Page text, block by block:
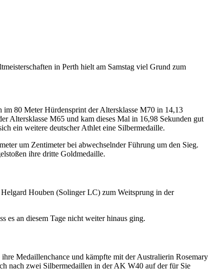
in Perth hielt am Samstag viel Grund zum
80 Meter Hürdensprint der Altersklasse M70 in 14,13
Altersklasse M65 und kam dieses Mal in 16,98 Sekunden gut
ein weitere deutscher Athlet eine Silbermedaille.
um Zentimeter bei abwechselnder Führung um den Sieg.
ihre dritte Goldmedaille.
Houben (Solinger LC) zum Weitsprung in der
es an diesem Tage nicht weiter hinaus ging.
Medaillenchance und kämpfte mit der Australierin Rosemary
nach zwei Silbermedaillen in der AK W40 auf der für Sie